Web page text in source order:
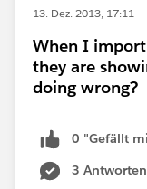
13. Dez. 2013, 17:11
When I import
they are
doing wrong?
0 "Gefällt
3 Antworten